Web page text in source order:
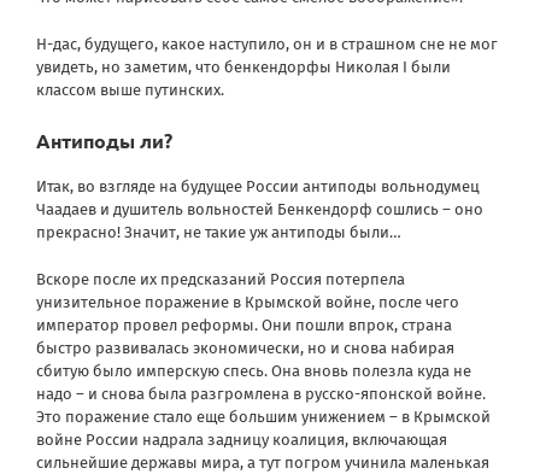
Н-дас, будущего, какое наступило, он и в страшном сне не мог
увидеть, но заметим, что бенкендорфы Николая I были
классом выше путинских.
Антиподы ли?
Итак, во взгляде на будущее России антиподы вольнодумец
Чаадаев и душитель вольностей Бенкендорф сошлись – оно
прекрасно! Значит, не такие уж антиподы были…
Вскоре после их предсказаний Россия потерпела
унизительное поражение в Крымской войне, после чего
император провел реформы. Они пошли впрок, страна
быстро развивалась экономически, но и снова набирая
сбитую было имперскую спесь. Она вновь полезла куда не
надо – и снова была разгромлена в русско-японской войне.
Это поражение стало еще большим унижением – в Крымской
войне России надрала задницу коалиция, включающая
сильнейшие державы мира, а тут погром учинила маленькая